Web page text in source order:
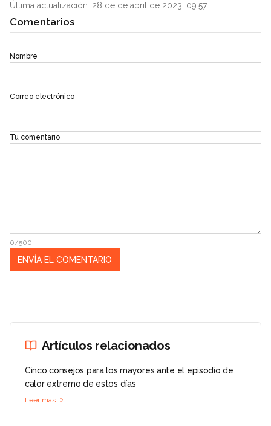
Última actualización: 28 de de abril de 2023, 09:57
Comentarios
Nombre
Correo electrónico
Tu comentario
0/500
Artículos relacionados
Cinco consejos para los mayores ante el episodio de
calor extremo de estos días
Leer más